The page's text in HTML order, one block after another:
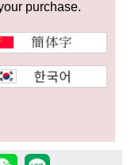
ンティーク品
purchase.